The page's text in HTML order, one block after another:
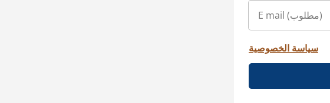
سياسة الخصوصية